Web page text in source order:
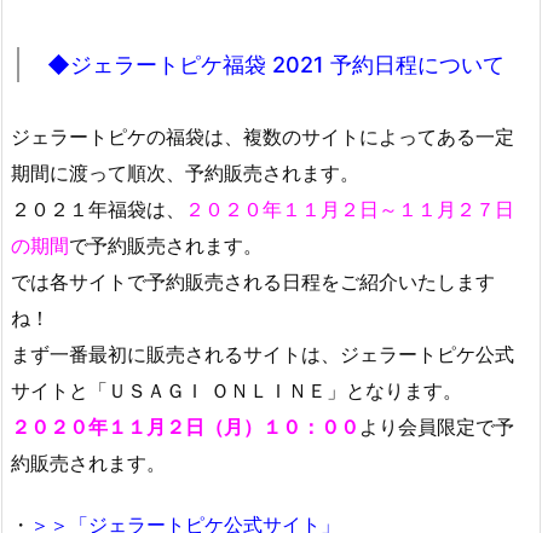
◆ジェラートピケ福袋 2021 予約日程について
ジェラートピケの福袋は、複数のサイトによってある一定
期間に渡って順次、予約販売されます。
２０２１年福袋は、
２０２０年１１月２日～１１月２７日
の期間で予約販売されます。
では各サイトで予約販売される日程をご紹介いたします
ね！
まず一番最初に販売されるサイトは、ジェラートピケ公式
サイトと「ＵＳＡＧＩ ＯＮＬＩＮＥ」となります。
２０２０年１１月２日（月）１０：００ より会員限定で予
約販売されます。
・ ＞＞「ジェラートピケ公式サイト」